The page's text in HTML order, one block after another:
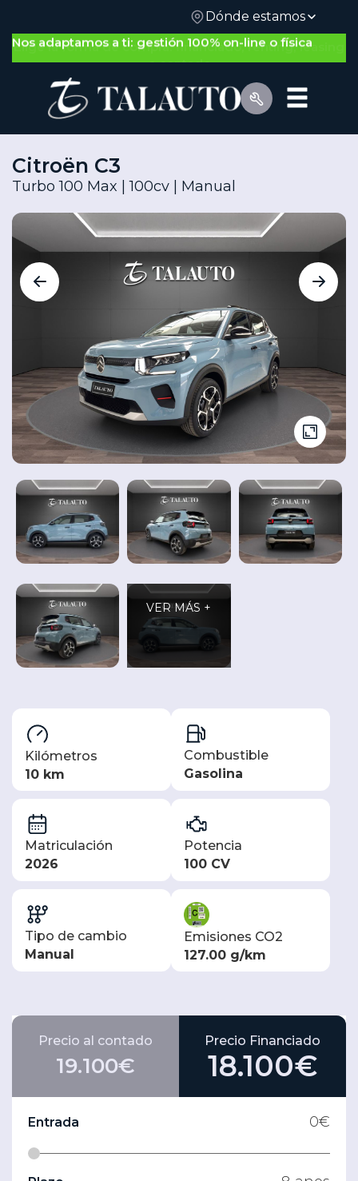
Dónde estamos
Nos adaptamos a ti: gestión 100% on-line o física
Por Tipo de Vehículo
Vehículos
nuevos
Seminuevos
y
Ocasión
Cita
Taller
Citroën C3
Turbo 100 Max | 100cv | Manual
VER MÁS +
Kilómetros
10 km
Combustible
Gasolina
Matriculación
2026
Potencia
100 CV
Tipo de cambio
Manual
Emisiones CO2
127.00 g/km
Precio al contado
19.100€
Precio Financiado
18.100€
Entrada 0€